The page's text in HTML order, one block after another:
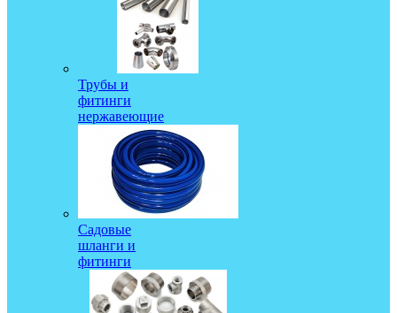
Трубы и
фитинги
нержавеющие
Садовые
шланги и
фитинги